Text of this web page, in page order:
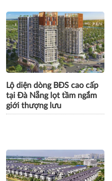
Lộ diện dòng BĐS cao cấp
tại Đà Nẵng lọt tầm ngắm
giới thượng lưu